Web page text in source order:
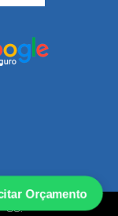
GO.
Orçamento